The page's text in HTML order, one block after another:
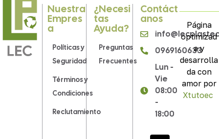
Nuestra
Empres
A
Políticas y
Seguridad
Términos y
Condiciones
Reclutamiento
¿Necesi
Tas
Ayuda?
Preguntas
Frecuentes
Contáct
Anos
0969160633
Lun -
Vie
08:00
-
18:00
Página
optimizad
a y
desarrolla
da con
amor por
Xtutoec